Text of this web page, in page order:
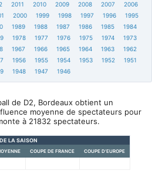
2011 2010 2009 2008 2007
2006
2000 1999 1998 1997 1996
1995
1989 1988 1987 1986 1985
1984
1978 1977 1976 1975 1974
1973
1967 1966 1965 1964 1963
1962
1956 1955 1954 1953 1952
1951
1948 1947 1946
de D2, Bordeaux obtient un
moyenne de spectateurs pour
à 21832 spectateurs.
LA SAISON
COUPE DE FRANCE COUPE D'EUROPE